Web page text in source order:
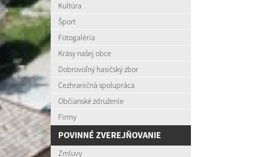
Kultúra
Šport
Fotogaléria
Krásy našej obce
Dobrovoľný hasičský zbor
Cezhraničná spolupráca
Občianské združenie
Firmy
POVINNÉ ZVEREJŇOVANIE
Zmluvy